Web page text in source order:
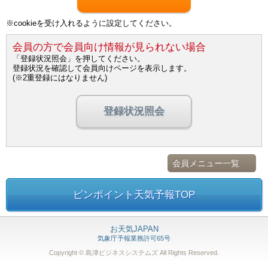
※cookieを受け入れるように設定してください。
会員の方で会員向け情報が見られない場合
「登録状況照会」を押してください。
登録状況を確認して会員向けページを表示します。
(※2重登録にはなりません)
登録状況照会
会員メニュー一覧
ピンポイント天気予報TOP
お天気JAPAN
気象庁予報業務許可65号
Copyright © 島津ビジネスシステムズ All Rights Reserved.